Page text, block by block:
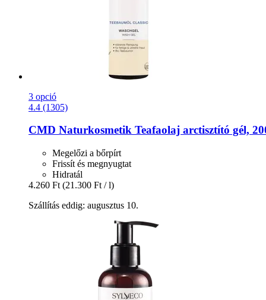
3 opció
4.4 (1305)
CMD Naturkosmetik Teafaolaj arctisztító gél,
Megelőzi a bőrpírt
Frissít és megnyugtat
Hidratál
4.260 Ft (21.300 Ft / l)
Szállítás eddig: augusztus 10.